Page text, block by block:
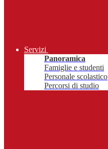
Servizi
Panoramica
Famiglie e studenti
Personale scolastico
Percorsi di studio